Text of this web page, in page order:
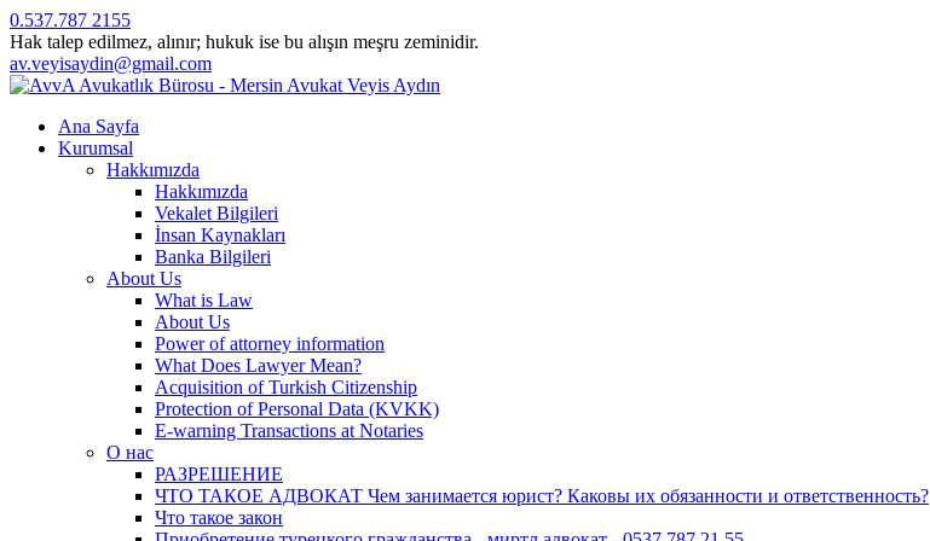
0.537.787 2155
Hak talep edilmez, alınır; hukuk ise bu alışın meşru zeminidir.
av.veyisaydin@gmail.com
Ana Sayfa
Kurumsal
Hakkımızda
Hakkımızda
Vekalet Bilgileri
İnsan Kaynakları
Banka Bilgileri
About Us
What is Law
About Us
Power of attorney information
What Does Lawyer Mean?
Acquisition of Turkish Citizenship
Protection of Personal Data (KVKK)
E-warning Transactions at Notaries
О нас
РАЗРЕШЕНИЕ
ЧТО ТАКОЕ АДВОКАТ Чем занимается юрист? Каковы их обязанности и ответственность?
Что такое закон